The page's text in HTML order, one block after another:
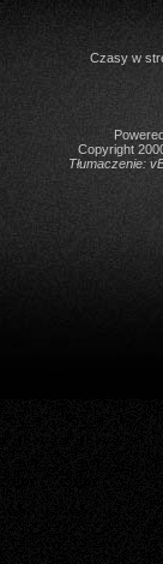
Czasy w
Copyright
Tłumaczenie: